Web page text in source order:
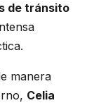
de tránsito
manera
Celia